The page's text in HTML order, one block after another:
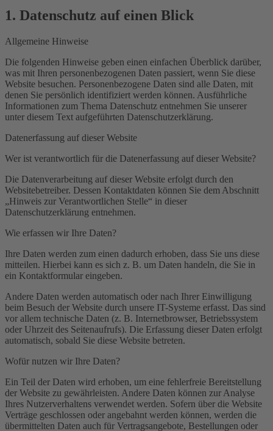
1. Datenschutz auf einen Blick
Allgemeine Hinweise
Die folgenden Hinweise geben einen einfachen Überblick darüber,
was mit Ihren personenbezogenen Daten passiert, wenn Sie diese
Website besuchen. Personenbezogene Daten sind alle Daten, mit
denen Sie persönlich identifiziert werden können. Ausführliche
Informationen zum Thema Datenschutz entnehmen Sie unserer
unter diesem Text aufgeführten Datenschutzerklärung.
Datenerfassung auf dieser Website
Wer ist verantwortlich für die Datenerfassung auf dieser Website?
Die Datenverarbeitung auf dieser Website erfolgt durch den
Websitebetreiber. Dessen Kontaktdaten können Sie dem Abschnitt
„Hinweis zur Verantwortlichen Stelle“ in dieser
Datenschutzerklärung entnehmen.
Wie erfassen wir Ihre Daten?
Ihre Daten werden zum einen dadurch erhoben, dass Sie uns diese
mitteilen. Hierbei kann es sich z. B. um Daten handeln, die Sie in
ein Kontaktformular eingeben.
Andere Daten werden automatisch oder nach Ihrer Einwilligung
beim Besuch der Website durch unsere IT-Systeme erfasst. Das sind
vor allem technische Daten (z. B. Internetbrowser, Betriebssystem
oder Uhrzeit des Seitenaufrufs). Die Erfassung dieser Daten erfolgt
automatisch, sobald Sie diese Website betreten.
Wofür nutzen wir Ihre Daten?
Ein Teil der Daten wird erhoben, um eine fehlerfreie Bereitstellung
der Website zu gewährleisten. Andere Daten können zur Analyse
Ihres Nutzerverhaltens verwendet werden. Sofern über die Website
Verträge geschlossen oder angebahnt werden können, werden die
übermittelten Daten auch für Vertragsangebote, Bestellungen oder